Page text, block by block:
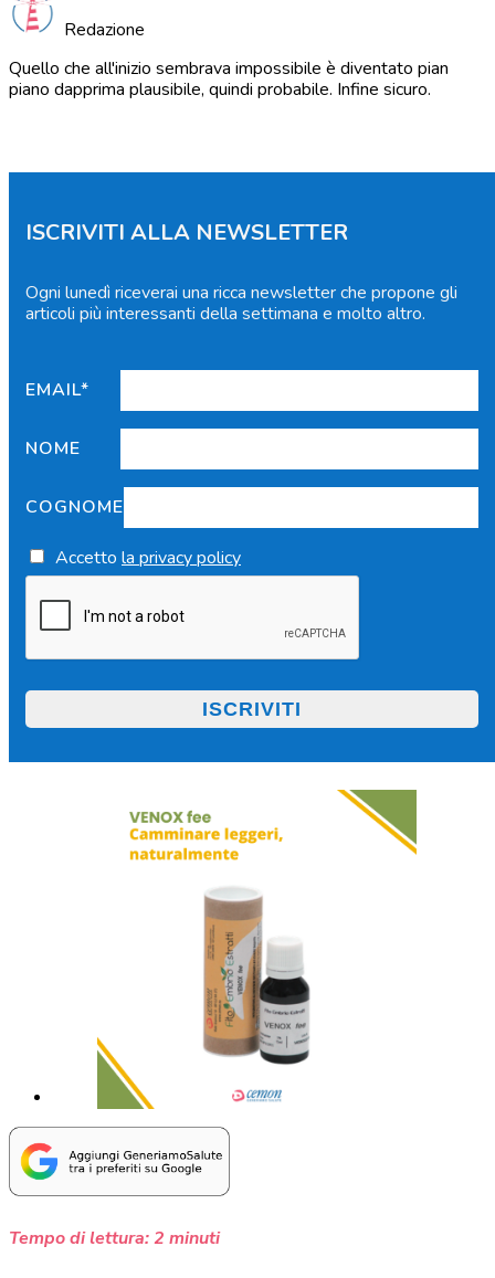
Redazione
Quello che all'inizio sembrava impossibile è diventato pian
piano dapprima plausibile, quindi probabile. Infine sicuro.
ISCRIVITI ALLA NEWSLETTER
Ogni lunedì riceverai una ricca newsletter che propone gli
articoli più interessanti della settimana e molto altro.
EMAIL*
NOME
COGNOME
Accetto la privacy policy
Tempo di lettura:2 minuti